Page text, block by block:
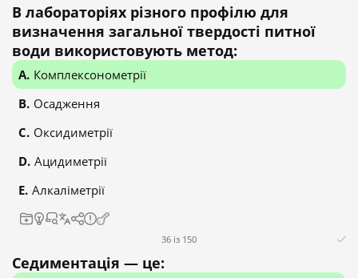
В лабораторіях різного профілю для
визначення загальної твердості питної
води використовують метод:
Комплексонометрії
Осадження
Оксидиметрії
Ацидиметрії
Алкаліметрії
36 із 150
Седиментація — це: